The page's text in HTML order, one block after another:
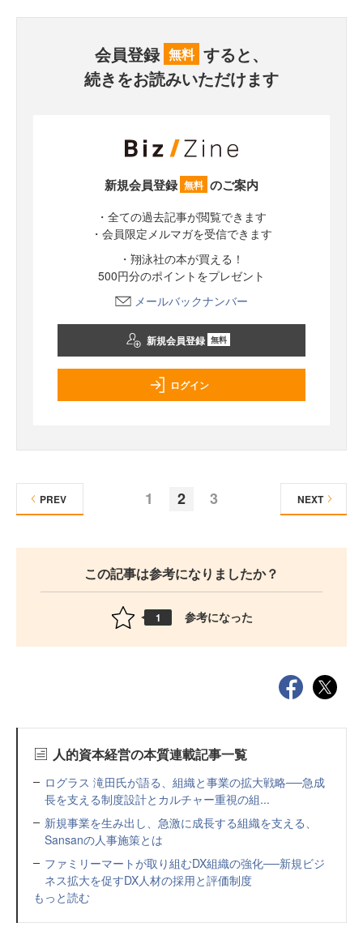
会員登録 無料 すると、
続きをお読みいただけます
新規会員登録 無料 のご案内
・全ての過去記事が閲覧できます
・会員限定メルマガを受信できます
・翔泳社の本が買える！
500円分のポイントをプレゼント
メールバックナンバー
新規会員登録 無料
ログイン
1 2 3
PREV NEXT
この記事は参考になりましたか？
1 参考になった
人的資本経営の本質連載記事一覧
ログラス 滝田氏が語る、組織と事業の拡大戦略──急成
長を支える制度設計とカルチャー重視の組...
新規事業を生み出し、急激に成長する組織を支える、
Sansanの人事施策とは
ファミリーマートが取り組むDX組織の強化──新規ビジ
ネス拡大を促すDX人材の採用と評価制度
もっと読む